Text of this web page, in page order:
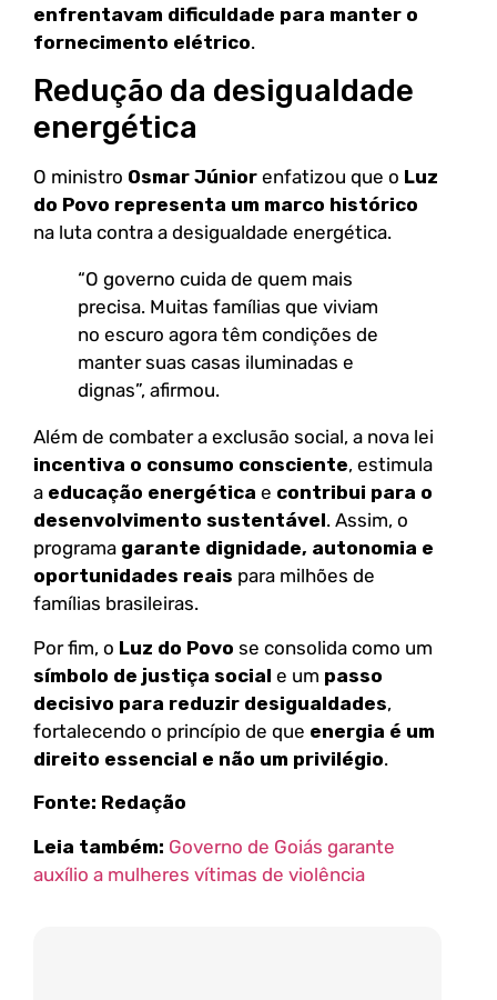
enfrentavam dificuldade para manter o
fornecimento elétrico.
Redução da desigualdade
energética
O ministro Osmar Júnior enfatizou que o Luz
do Povo representa um marco histórico
na luta contra a desigualdade energética.
“O governo cuida de quem mais
precisa. Muitas famílias que viviam
no escuro agora têm condições de
manter suas casas iluminadas e
dignas”, afirmou.
Além de combater a exclusão social, a nova lei
incentiva o consumo consciente, estimula
a educação energética e contribui para o
desenvolvimento sustentável. Assim, o
programa garante dignidade, autonomia e
oportunidades reais para milhões de
famílias brasileiras.
Por fim, o Luz do Povo se consolida como um
símbolo de justiça social e um passo
decisivo para reduzir desigualdades,
fortalecendo o princípio de que energia é um
direito essencial e não um privilégio.
Fonte: Redação
Leia também: Governo de Goiás garante
auxílio a mulheres vítimas de violência